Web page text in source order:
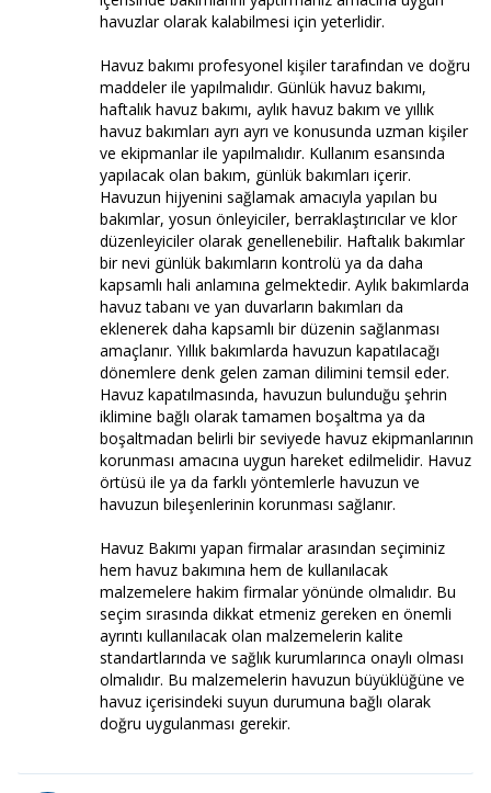
havuzlar olarak kalabilmesi için yeterlidir.
Havuz bakımı profesyonel kişiler tarafından ve doğru
maddeler ile yapılmalıdır. Günlük havuz bakımı,
haftalık havuz bakımı, aylık havuz bakım ve yıllık
havuz bakımları ayrı ayrı ve konusunda uzman kişiler
ve ekipmanlar ile yapılmalıdır. Kullanım esansında
yapılacak olan bakım, günlük bakımları içerir.
Havuzun hijyenini sağlamak amacıyla yapılan bu
bakımlar, yosun önleyiciler, berraklaştırıcılar ve klor
düzenleyiciler olarak genellenebilir. Haftalık bakımlar
bir nevi günlük bakımların kontrolü ya da daha
kapsamlı hali anlamına gelmektedir. Aylık bakımlarda
havuz tabanı ve yan duvarların bakımları da
eklenerek daha kapsamlı bir düzenin sağlanması
amaçlanır. Yıllık bakımlarda havuzun kapatılacağı
dönemlere denk gelen zaman dilimini temsil eder.
Havuz kapatılmasında, havuzun bulunduğu şehrin
iklimine bağlı olarak tamamen boşaltma ya da
boşaltmadan belirli bir seviyede havuz ekipmanlarının
korunması amacına uygun hareket edilmelidir. Havuz
örtüsü ile ya da farklı yöntemlerle havuzun ve
havuzun bileşenlerinin korunması sağlanır.
Havuz Bakımı yapan firmalar arasından seçiminiz
hem havuz bakımına hem de kullanılacak
malzemelere hakim firmalar yönünde olmalıdır. Bu
seçim sırasında dikkat etmeniz gereken en önemli
ayrıntı kullanılacak olan malzemelerin kalite
standartlarında ve sağlık kurumlarınca onaylı olması
olmalıdır. Bu malzemelerin havuzun büyüklüğüne ve
havuz içerisindeki suyun durumuna bağlı olarak
doğru uygulanması gerekir.